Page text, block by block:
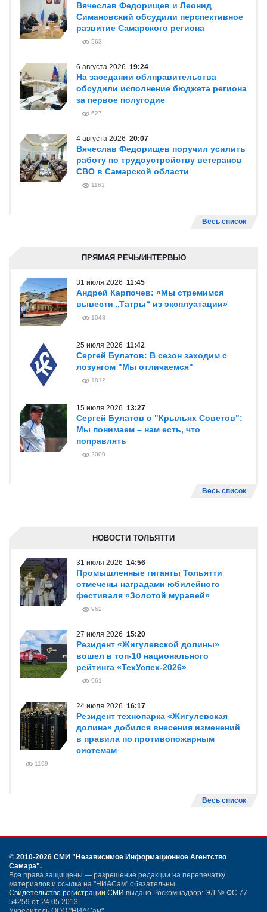
Вячеслав Федорищев и Леонид
Симановский обсудили перспективное
развитие Самарского региона
563
6 августа 2026 19:24
На заседании облправительства
обсудили исполнение бюджета региона
за первое полугодие
627
4 августа 2026 20:07
Вячеслав Федорищев поручил усилить
работу по трудоустройству ветеранов
СВО в Самарской области
1161
Весь список
ПРЯМАЯ РЕЧЬ/ИНТЕРВЬЮ
31 июля 2026 11:45
Андрей Карпочев: «Мы стремимся
вывести „Татры“ из эксплуатации»
1048
25 июля 2026 11:42
Сергей Булатов: В сезон заходим с
лозунгом "Мы отличаемся"
1812
15 июля 2026 13:27
Сергей Булатов о "Крыльях Советов":
Мы понимаем – нам есть, что
поправлять
2000
Весь список
НОВОСТИ ТОЛЬЯТТИ
31 июля 2026 14:56
Промышленные гиганты Тольятти
отмечены наградами юбилейного
фестиваля «Золотой муравей»
962
27 июля 2026 15:20
Резидент «Жигулевской долины»
вошел в топ-10 национального
рейтинга «ТехУспех-2026»
961
24 июля 2026 16:17
Резидент технопарка «Жигулевская
долина» добился внесения изменений
в правила по противопожарным
системам
1199
Весь список
© 2010-2026 СМИ "Независимое Информационное Агентство
Самара".
Все права защищены — разрешение редакции на перепечатку
материалов и ссылка на "НИАСам" обязательны.
Свидетельство регистрации СМИ выдано Роскомнадзор: ЭЛ № ФС 77 -
54259 от 24.05.2013.